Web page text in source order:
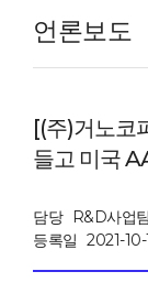
언론보도
[(주)거노코
들고 미국
담당
R&D사업
등록일 2021-